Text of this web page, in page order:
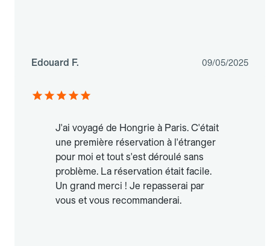
Edouard F. 09/05/2025
J'ai voyagé de Hongrie à Paris. C'était
une première réservation à l'étranger
pour moi et tout s'est déroulé sans
problème. La réservation était facile.
Un grand merci ! Je repasserai par
vous et vous recommanderai.